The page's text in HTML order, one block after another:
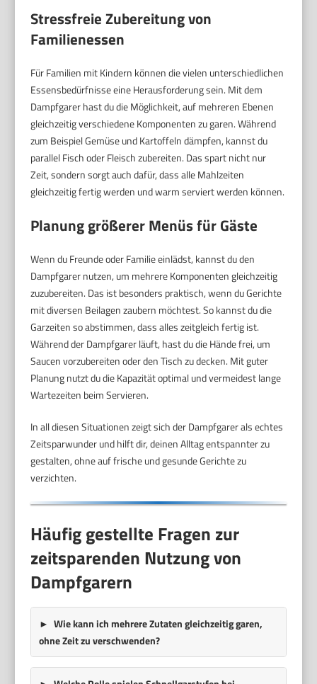
Stressfreie Zubereitung von
Familienessen
Für Familien mit Kindern können die vielen unterschiedlichen
Essensbedürfnisse eine Herausforderung sein. Mit dem
Dampfgarer hast du die Möglichkeit, auf mehreren Ebenen
gleichzeitig verschiedene Komponenten zu garen. Während
zum Beispiel Gemüse und Kartoffeln dämpfen, kannst du
parallel Fisch oder Fleisch zubereiten. Das spart nicht nur
Zeit, sondern sorgt auch dafür, dass alle Mahlzeiten
gleichzeitig fertig werden und warm serviert werden können.
Planung größerer Menüs für Gäste
Wenn du Freunde oder Familie einlädst, kannst du den
Dampfgarer nutzen, um mehrere Komponenten gleichzeitig
zuzubereiten. Das ist besonders praktisch, wenn du Gerichte
mit diversen Beilagen zaubern möchtest. So kannst du die
Garzeiten so abstimmen, dass alles zeitgleich fertig ist.
Während der Dampfgarer läuft, hast du die Hände frei, um
Saucen vorzubereiten oder den Tisch zu decken. Mit guter
Planung nutzt du die Kapazität optimal und vermeidest lange
Wartezeiten beim Servieren.
In all diesen Situationen zeigt sich der Dampfgarer als echtes
Zeitsparwunder und hilft dir, deinen Alltag entspannter zu
gestalten, ohne auf frische und gesunde Gerichte zu
verzichten.
Häufig gestellte Fragen zur
zeitsparenden Nutzung von
Dampfgarern
Wie kann ich mehrere Zutaten gleichzeitig garen,
ohne Zeit zu verschwenden?